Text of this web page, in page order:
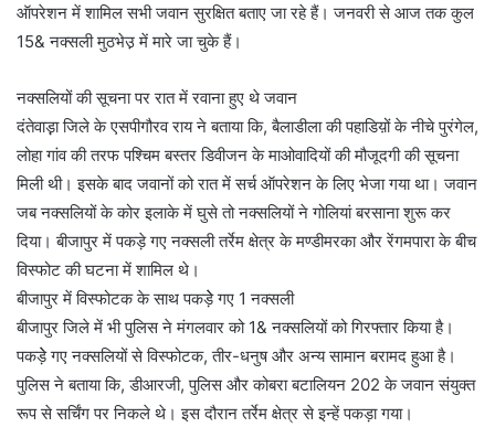
ऑपरेशन में शामिल सभी जवान सुरक्षित बताए जा रहे हैं। जनवरी से आज तक कुल
15& नक्सली मुठभेउ़ में मारे जा चुके हैं।
नक्सलियों की सूचना पर रात में रवाना हुए थे जवान
दंतेवाड़़ा जिले के एसपीगौरव राय ने बताया कि, बैलाडीला की पहाडिय़ों के नीचे पुरंगेल,
लोहा गांव की तरफ पश्चिम बस्तर डिवीजन के माओवादियों की मौजूदगी की सूचना
मिली थी। इसके बाद जवानों को रात में सर्च ऑपरेशन के लिए भेजा गया था। जवान
जब नक्सलियों के कोर इलाके में घुसे तो नक्सलियों ने गोलियां बरसाना शुरू कर
दिया। बीजापुर में पकड़े गए नक्सली तर्रेम क्षेत्र के मण्डीमरका और रेंगमपारा के बीच
विस्फोट की घटना में शामिल थे।
बीजापुर में विस्फोटक के साथ पकड़ेे गए 1 नक्सली
बीजापुर जिले में भी पुलिस ने मंगलवार को 1& नक्सलियों को गिरफ्तार किया है।
पकड़ेे गए नक्सलियों से विस्फोटक, तीर-धनुष और अन्य सामान बरामद हुआ है।
पुलिस ने बताया कि, डीआरजी, पुलिस और कोबरा बटालियन 202 के जवान संयुक्त
रूप से सर्चिंग पर निकले थे। इस दौरान तर्रेम क्षेत्र से इन्हें पकड़ा गया।